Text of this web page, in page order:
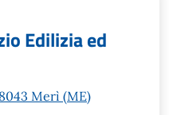
Edilizia ed
Merì (ME)